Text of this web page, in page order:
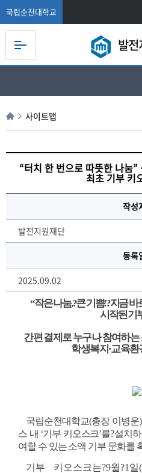
국립순천대학교
발
사이트맵
“터치 한 번으로 따뜻한 나눔
최초 기부 키
작성
발전지원재단
등록
2025.09.02
“작은 나눔,?큰 기쁨!?지금 바
시작된 기
간편 결제로 누구나 참여하는
학생복지 ·교육환
국립순천대학교(총장 이병
스 내 ‘기부 키오스크’를?설치
여할 수 있는 소액 기부 문화를
기부 키오스크는?9월?1 일(